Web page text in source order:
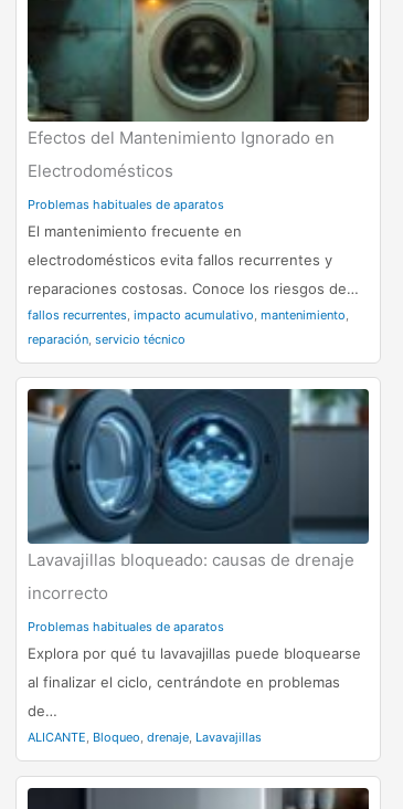
Efectos del Mantenimiento Ignorado en
Electrodomésticos
Problemas habituales de aparatos
El mantenimiento frecuente en
electrodomésticos evita fallos recurrentes y
reparaciones costosas. Conoce los riesgos de…
fallos recurrentes, impacto acumulativo mantenimiento
reparación, servicio técnico
Lavavajillas bloqueado: causas de drenaje
incorrecto
Problemas habituales de aparatos
Explora por qué tu lavavajillas puede bloquearse
al finalizar el ciclo, centrándote en problemas
de…
ALICANTE, Bloqueo, drenaje, Lavavajillas